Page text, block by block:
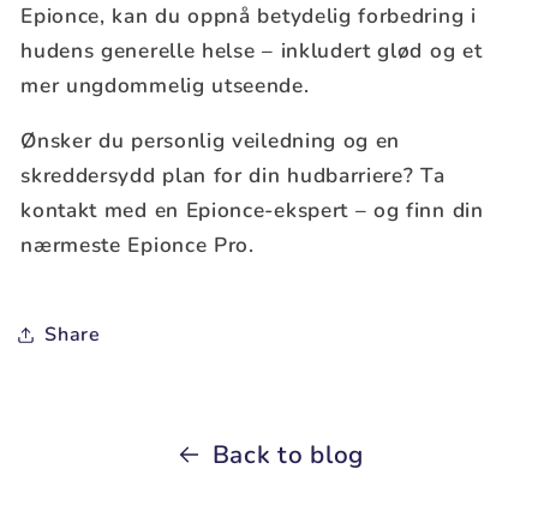
Epionce, kan du oppnå betydelig forbedring i
hudens generelle helse – inkludert glød og et
mer ungdommelig utseende.
Ønsker du personlig veiledning og en
skreddersydd plan for din hudbarriere? Ta
kontakt med en Epionce-ekspert – og finn din
nærmeste Epionce Pro.
Share
Back to blog